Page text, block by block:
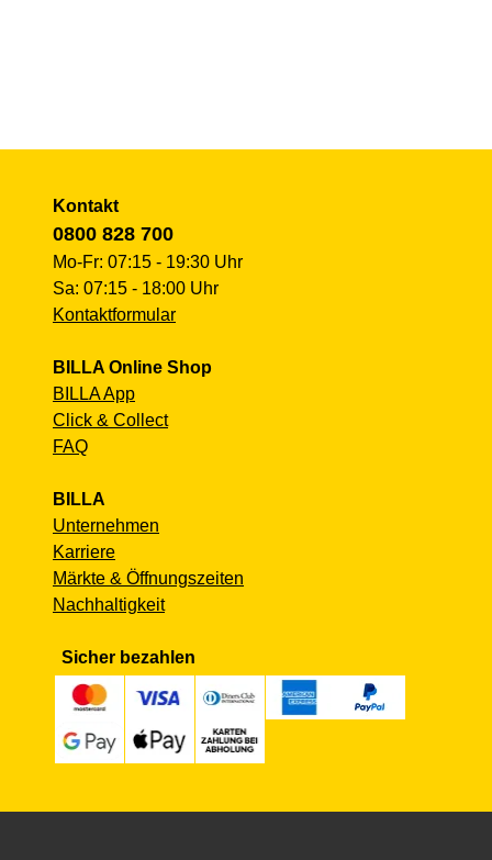
Kontakt
0800 828 700
Mo-Fr: 07:15 - 19:30 Uhr
Sa: 07:15 - 18:00 Uhr
Kontaktformular
BILLA Online Shop
BILLA App
Click & Collect
FAQ
BILLA
Unternehmen
Karriere
Märkte & Öffnungszeiten
Nachhaltigkeit
Sicher bezahlen